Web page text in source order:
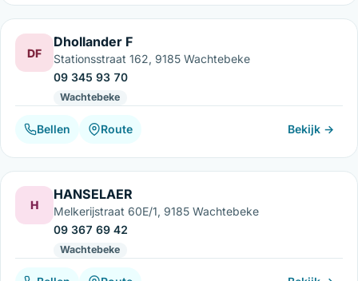
DF
Dhollander F
Stationsstraat 162, 9185 Wachtebeke
09 345 93 70
Wachtebeke
Bellen Route Bekijk →
H
HANSELAER
Melkerijstraat 60E/1, 9185 Wachtebeke
09 367 69 42
Wachtebeke